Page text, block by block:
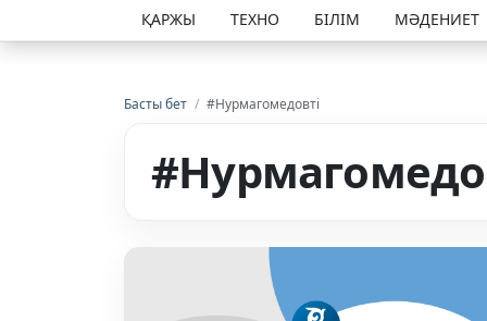
ҚАРЖЫ
ТЕХНО БІЛІМ МӘДЕНИЕТ
Басты бет / #Нурмагомедовті